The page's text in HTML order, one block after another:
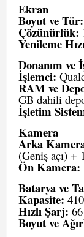
Ekran
Boyut ve Tür:
Çözünürlük:
Yenileme
Donanım ve
İşlemci:
RAM ve
GB dahili
İşletim
Kamera
Arka
(Geniş açı) +
Ön Kamera:
Batarya ve
Kapasite:
Hızlı Şarj:
Boyut ve